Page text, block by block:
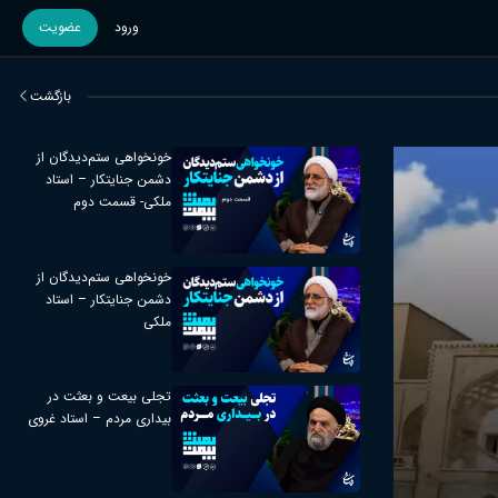
ورود عضویت
بازگشت
خونخواهی ستم‌دیدگان از
دشمن جنایتکار – استاد
ملکی- قسمت دوم
خونخواهی ستم‌دیدگان از
دشمن جنایتکار – استاد
ملکی
تجلی بیعت و بعثت در
بیداری مردم – استاد غروی